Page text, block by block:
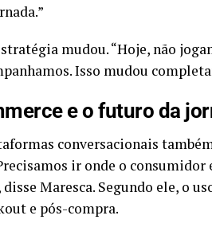
mudou. “Hoje, não
Isso mudou
e o futuro da
conversacionais
ir onde o consumidor
Maresca. Segundo ele, o
e pós-compra.